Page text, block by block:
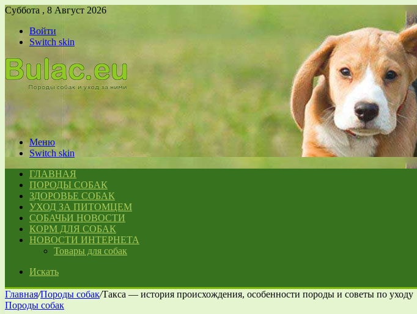
Суббота , 8 Август 2026
Войти
Switch skin
Меню
Switch skin
ГЛАВНАЯ
ПОРОДЫ СОБАК
ЗДОРОВЬЕ СОБАК
УХОД ЗА ПИТОМЦЕМ
СОБАЧЬИ НОВОСТИ
КОРМ ДЛЯ СОБАК
НОВОСТИ ИНТЕРНЕТА
Товары для собак
Искать
Главная/Породы собак/Такса — история происхождения, особенности породы и советы по уходу
Породы собак